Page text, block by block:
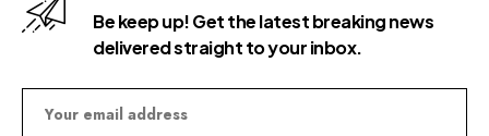
Be keep up! Get the latest breaking news
delivered straight to your inbox.